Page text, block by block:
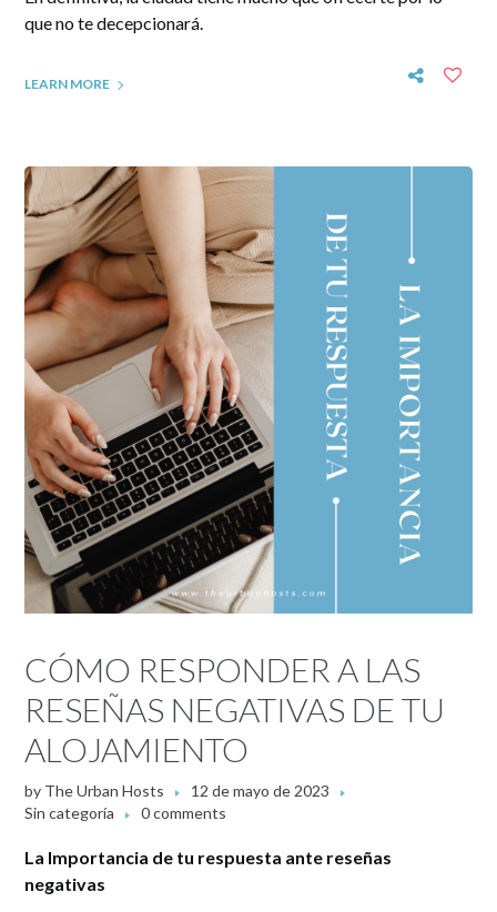
que no te decepcionará.
LEARN MORE
CÓMO RESPONDER A LAS
RESEÑAS NEGATIVAS DE TU
ALOJAMIENTO
by The Urban Hosts
12 de mayo de 2023
Sin categoría
0 comments
La Importancia de tu respuesta ante reseñas
negativas